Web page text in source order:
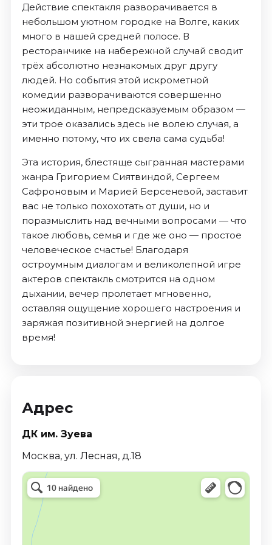
Действие спектакля разворачивается в
небольшом уютном городке на Волге, каких
много в нашей средней полосе. В
ресторанчике на набережной случай сводит
трёх абсолютно незнакомых друг другу
людей. Но события этой искрометной
комедии разворачиваются совершенно
неожиданным, непредсказуемым образом —
эти трое оказались здесь не волею случая, а
именно потому, что их свела сама судьба!
Эта история, блестяще сыгранная мастерами
жанра Григорием Сиятвиндой, Сергеем
Сафроновым и Марией Берсеневой, заставит
вас не только похохотать от души, но и
поразмыслить над вечными вопросами — что
такое любовь, семья и где же оно — простое
человеческое счастье! Благодаря
остроумным диалогам и великолепной игре
актеров спектакль смотрится на одном
дыхании, вечер пролетает мгновенно,
оставляя ощущение хорошего настроения и
заряжая позитивной энергией на долгое
время!
Адрес
ДК им. Зуева
Москва, ул. Лесная, д.18